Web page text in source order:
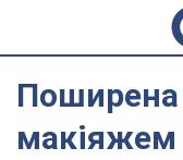
Поширена